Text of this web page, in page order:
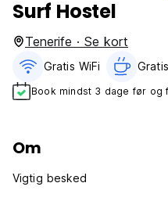
Surf Hostel
Tenerife · Se kort
Gratis WiFi
Book mindst 3 dage før og
Om
Vigtig besked